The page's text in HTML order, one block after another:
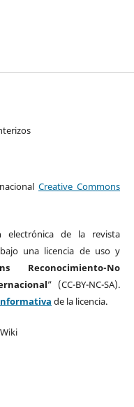
Creative Commons
electrónica de la revista
una licencia de uso y
Reconocimiento-No
” (CC-BY-NC-SA).
de la licencia.